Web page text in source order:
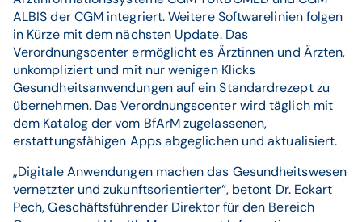
ALBIS der CGM integriert. Weitere Softwarelinien folgen
in Kürze mit dem nächsten Update. Das
Verordnungscenter ermöglicht es Ärztinnen und Ärzten,
unkompliziert und mit nur wenigen Klicks
Gesundheitsanwendungen auf ein Standardrezept zu
übernehmen. Das Verordnungscenter wird täglich mit
dem Katalog der vom BfArM zugelassenen,
erstattungsfähigen Apps abgeglichen und aktualisiert.
„Digitale Anwendungen machen das Gesundheitswesen
vernetzter und zukunftsorientierter“, betont Dr. Eckart
Pech, Geschäftsführender Direktor für den Bereich